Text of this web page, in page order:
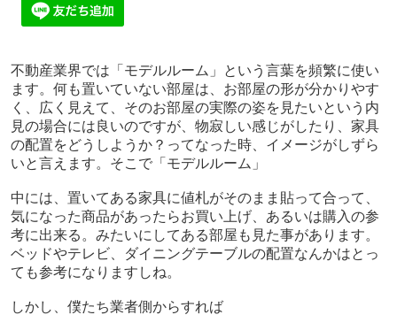
不動産業界では「モデルルーム」という言葉を頻繁に使い
ます。何も置いていない部屋は、お部屋の形が分かりやす
く、広く見えて、そのお部屋の実際の姿を見たいという内
見の場合には良いのですが、物寂しい感じがしたり、家具
の配置をどうしようか？ってなった時、イメージがしずら
いと言えます。そこで「モデルルーム」
中には、置いてある家具に値札がそのまま貼って合って、
気になった商品があったらお買い上げ、あるいは購入の参
考に出来る。みたいにしてある部屋も見た事があります。
ベッドやテレビ、ダイニングテーブルの配置なんかはとっ
ても参考になりますしね。
しかし、僕たち業者側からすれば